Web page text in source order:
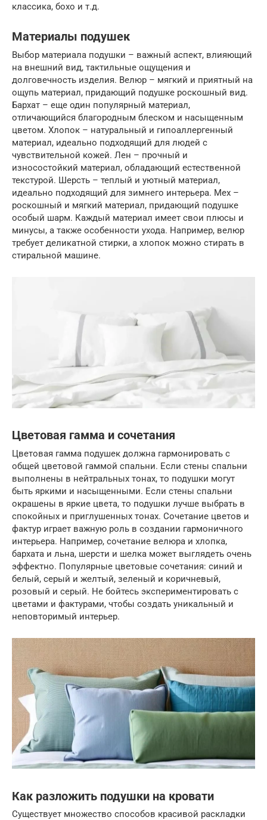
классика, бохо и т.д.
Материалы подушек
Выбор материала подушки – важный аспект, влияющий
на внешний вид, тактильные ощущения и
долговечность изделия. Велюр – мягкий и приятный на
ощупь материал, придающий подушке роскошный вид.
Бархат – еще один популярный материал,
отличающийся благородным блеском и насыщенным
цветом. Хлопок – натуральный и гипоаллергенный
материал, идеально подходящий для людей с
чувствительной кожей. Лен – прочный и
износостойкий материал, обладающий естественной
текстурой. Шерсть – теплый и уютный материал,
идеально подходящий для зимнего интерьера. Мех –
роскошный и мягкий материал, придающий подушке
особый шарм. Каждый материал имеет свои плюсы и
минусы, а также особенности ухода. Например, велюр
требует деликатной стирки, а хлопок можно стирать в
стиральной машине.
Цветовая гамма и сочетания
Цветовая гамма подушек должна гармонировать с
общей цветовой гаммой спальни. Если стены спальни
выполнены в нейтральных тонах, то подушки могут
быть яркими и насыщенными. Если стены спальни
окрашены в яркие цвета, то подушки лучше выбрать в
спокойных и приглушенных тонах. Сочетание цветов и
фактур играет важную роль в создании гармоничного
интерьера. Например, сочетание велюра и хлопка,
бархата и льна, шерсти и шелка может выглядеть очень
эффектно. Популярные цветовые сочетания: синий и
белый, серый и желтый, зеленый и коричневый,
розовый и серый. Не бойтесь экспериментировать с
цветами и фактурами, чтобы создать уникальный и
неповторимый интерьер.
Как разложить подушки на кровати
Существует множество способов красивой раскладки